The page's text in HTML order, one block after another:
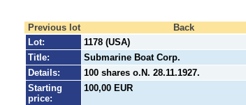
Previous lot Back
Lot:
1178 (USA)
Title:
Submarine Boat Corp.
Details:
100 shares o.N. 28.11.1927.
Starting
price:
100,00 EUR